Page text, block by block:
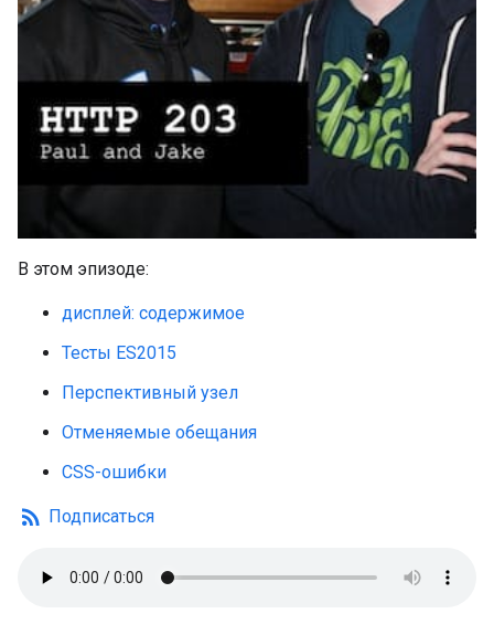
В этом эпизоде:
дисплей: содержимое
Тесты ES2015
Перспективный узел
Отменяемые обещания
CSS-ошибки
rss_feed Подписаться